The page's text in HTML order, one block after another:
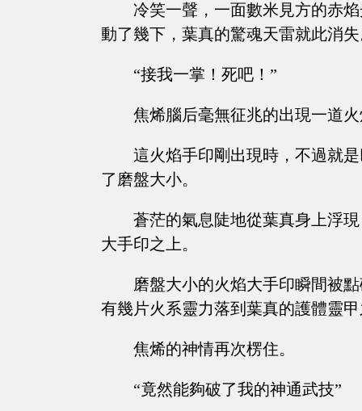
冷笑一聲，一面數米見方的赤
動了幾下，葉真的驚魂天雷就此消
“接我一掌！死吧！”
焦烯腦后毫無征兆的出現一道
這火焰手印剛出現時，不過就
了磨盤大小。
蒼茫的氣息陡地從葉真身上浮
大手印之上。
磨盤大小的火焰大手印瞬間被
有幾片火系靈力落到葉真的護體靈
焦烯的神情再次楞住。
“竟然能夠破了我的神通武技”